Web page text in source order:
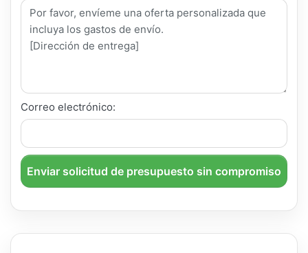
Correo electrónico:
Enviar solicitud de presupuesto sin compromiso